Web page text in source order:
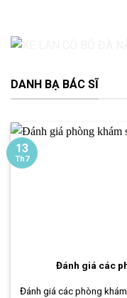
DANH BẠ BÁC SĨ
Đánh giá các
Đánh giá các phòng
13
Th7